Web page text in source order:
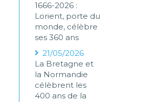
1666-2026 :
Lorient, porte du
monde, célèbre
ses 360 ans
21/05/2026
La Bretagne et
la Normandie
célèbrent les
400 ans de la